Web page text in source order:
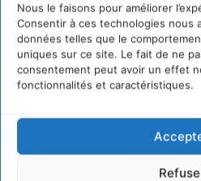
Nous le faisons pour améliorer
Consentir à ces technologies nous
données telles que le
uniques sur ce site. Le fait de ne
consentement peut avoir un effet
fonctionnalités et caractéristiques.
IPBES : le « GIEC de la
entreprises à devenir des
4 août 2026